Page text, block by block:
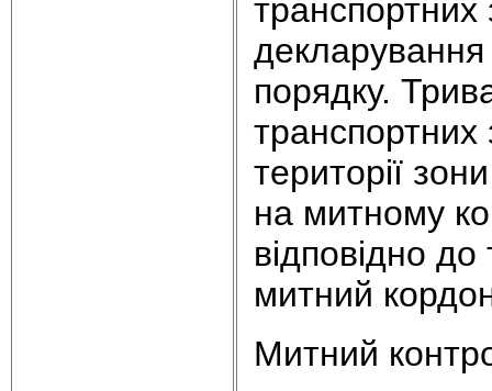
порядку.
транспортних
території
на митному
відповідно
митний
Митний